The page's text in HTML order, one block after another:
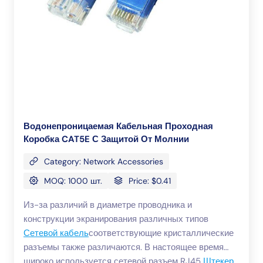
или мы произведем их для вас повторно. В: Можете
ли вы отправить нам образец для разработки? О:
стоимость доставки будет взята.
Водонепроницаемая Кабельная Проходная
Коробка CAT5E С Защитой От Молнии
Category: Network Accessories
MOQ: 1000 шт.
Price: $0.41
Из-за различий в диаметре проводника и
конструкции экранирования различных типов
Сетевой кабельсоответствующие кристаллические
разъемы также различаются. В настоящее время